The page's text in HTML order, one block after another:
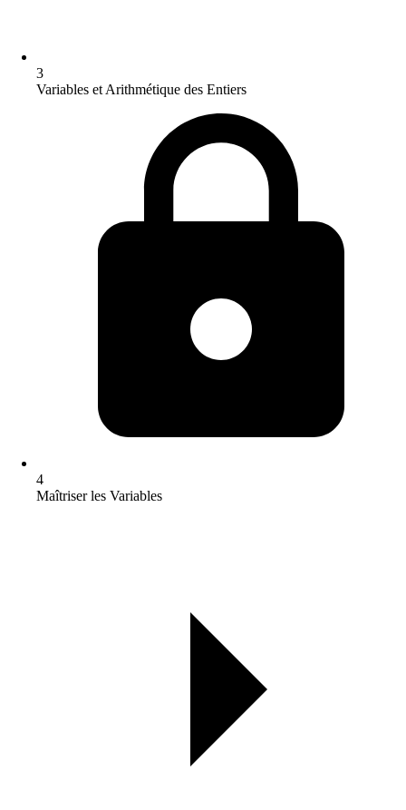
3
Variables et Arithmétique des Entiers
4
Maîtriser les Variables